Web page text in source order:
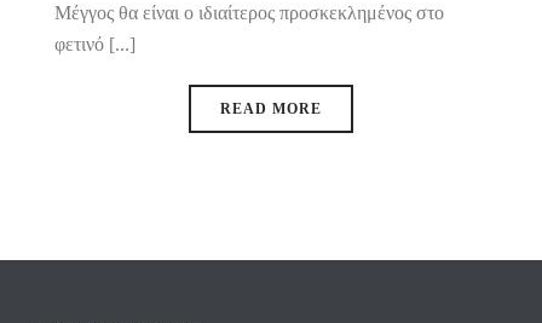
Μέγγος θα είναι ο ιδιαίτερος προσκεκλημένος στο
φετινό [...]
READ MORE